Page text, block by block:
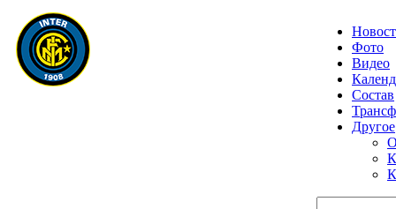
Фото
Видео
Состав
Другое